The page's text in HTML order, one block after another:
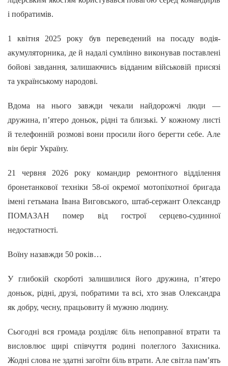
і побратимів.
1 квітня 2025 року був переведений на посаду водія-
акумуляторника, де й надалі сумлінно виконував поставлені
бойові завдання, залишаючись відданим військовій присязі
та українському народові.
Вдома на нього завжди чекали найдорожчі люди —
дружина, п’ятеро доньок, рідні та близькі. У кожному листі
й телефонній розмові вони просили його берегти себе. Але
він беріг Україну.
21 червня 2026 року командир ремонтного відділення
бронетанкової техніки 58-ої окремої мотопіхотної бригада
імені гетьмана Івана Виговського, штаб-сержант Олександр
ПОМАЗАН помер від гострої серцево-судинної
недостатності.
Воїну назавжди 50 років…
У глибокій скорботі залишилися його дружина, п’ятеро
доньок, рідні, друзі, побратими та всі, хто знав Олександра
як добру, чесну, працьовиту й мужню людину.
Сьогодні вся громада розділяє біль непоправної втрати та
висловлює щирі співчуття родині полеглого Захисника.
Жодні слова не здатні загоїти біль втрати. Але світла пам’ять